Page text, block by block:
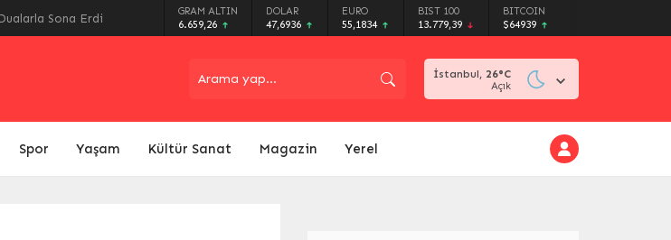
Eylül’de, Çevre
GRAM ALTIN
6.659,26
DOLAR
47,6936
EURO
55,1834
BIST 100
13.779,39
BITCOIN
$64939
İstanbul, 26°C
Açık
Spor Yaşam Kültür Sanat Magazin Yerel